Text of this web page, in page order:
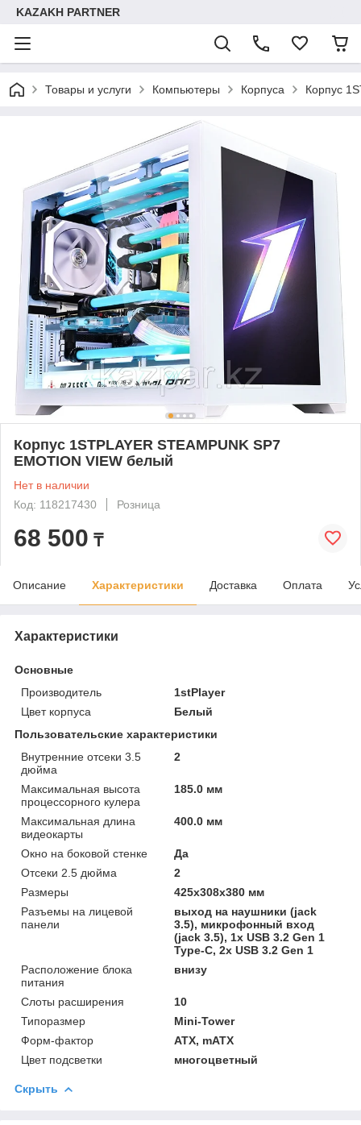
KAZAKH PARTNER
Товары и услуги Компьютеры Корпуса Корпус
Корпус 1STPLAYER STEAMPUNK SP7
EMOTION VIEW белый
Нет в наличии
Код: 118217430
Розница
68 500 ₸
Описание Характеристики Доставка Оплата
Характеристики
Основные
Производитель
1stPlayer
Цвет корпуса
Белый
Пользовательские характеристики
Внутренние отсеки 3.5
дюйма
2
Максимальная высота
процессорного кулера
185.0 мм
Максимальная длина
видеокарты
400.0 мм
Окно на боковой стенке
Да
Отсеки 2.5 дюйма
2
Размеры
425х308х380 мм
Разъемы на лицевой
панели
выход на наушники (jack
3.5), микрофонный вход
(jack 3.5), 1x USB 3.2 Gen 1
Type-C, 2x USB 3.2 Gen 1
Расположение блока
питания
внизу
Слоты расширения
10
Типоразмер
Mini-Tower
Форм-фактор
ATX, mATX
Цвет подсветки
многоцветный
Скрыть